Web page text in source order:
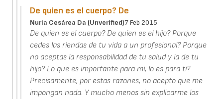
De quien es el cuerpo? De
Nuria Cesárea Da (unverified)7 Feb 2015
De quien es el cuerpo? De quien es el hijo? Porque
cedes las riendas de tu vida a un profesional? Porque
no aceptas la responsabilidad de tu salud y la de tu
hijo? Lo que es importante para mi, lo es para ti?
Precisamente, por estas razones, no acepto que me
impongan nada. Y mucho menos sin explicarme los